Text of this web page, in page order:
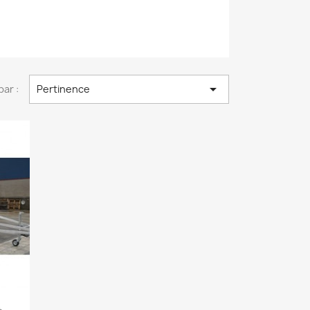
: Pertinence 